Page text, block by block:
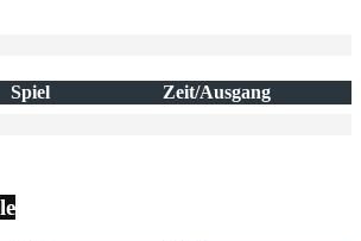
Spiel
Zeit/Ausgang